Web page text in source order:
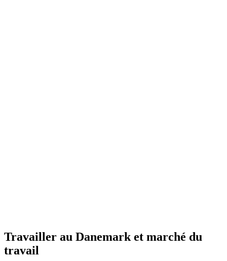
Travailler au Danemark et marché du
travail